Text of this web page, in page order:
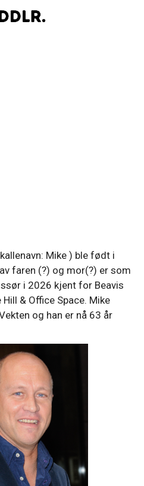
Mike ) ble født i
faren (?) og mor(?) er som
i 2026 kjent for Beavis
& Office Space. Mike
og han er nå 63 år